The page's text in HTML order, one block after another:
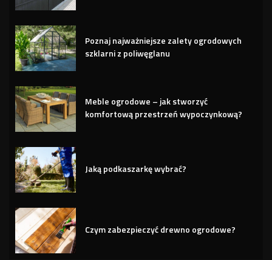
Poznaj najważniejsze zalety ogrodowych
szklarni z poliwęglanu
Meble ogrodowe – jak stworzyć
komfortową przestrzeń wypoczynkową?
Jaką podkaszarkę wybrać?
Czym zabezpieczyć drewno ogrodowe?